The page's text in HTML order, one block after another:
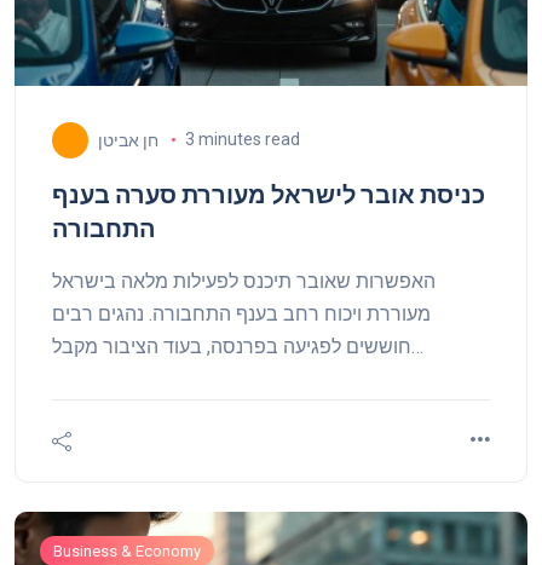
חן אביטן 3 minutes read
כניסת אובר לישראל מעוררת סערה בענף
התחבורה
האפשרות שאובר תיכנס לפעילות מלאה בישראל
מעוררת ויכוח רחב בענף התחבורה. נהגים רבים
חוששים לפגיעה בפרנסה, בעוד הציבור מקבל
Business & Economy